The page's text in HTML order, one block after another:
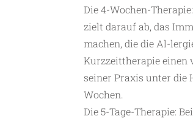
Die 4-Wochen-
zielt darauf ab, das
machen, die die Al-
Kurzzeittherapie
seiner Praxis unter die
Wochen.
Die 5-Tage-Therapie: